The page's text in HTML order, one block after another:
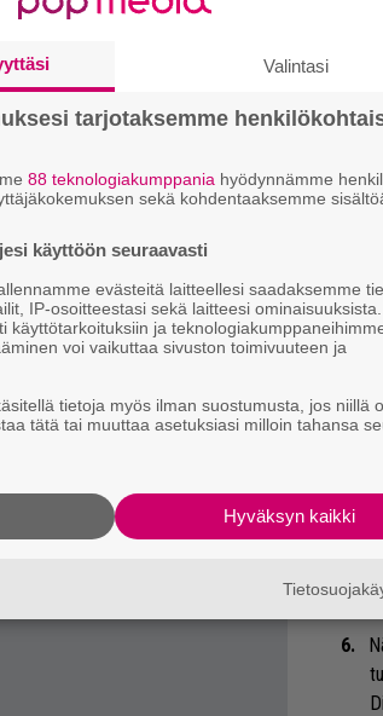
minulla oli viimein
otoksia, jotka ovat
ristikuvista ja tein niistä
soolon aikana.
Valintasi
tarjotaksemme
88 teknologiakumppania hyödynnämme
sekä kohdentaaksemme
käyttöön seuraavasti
evästeitä laitteellesi saadaksemme
IP-osoitteestasi sekä laitteesi
käyttötarkoituksiin ja
voi vaikuttaa sivuston toimivuuteen ja
tietoja myös ilman suostumusta, jos niillä
tätä tai muuttaa asetuksiasi milloin tahansa
Hyväksyn kaikki